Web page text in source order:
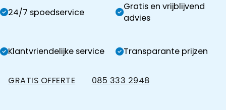
24/7 spoedservice
Gratis en vrijblijvend
advies
Klantvriendelijke service Transparante prijzen
GRATIS OFFERTE 085 333 2948